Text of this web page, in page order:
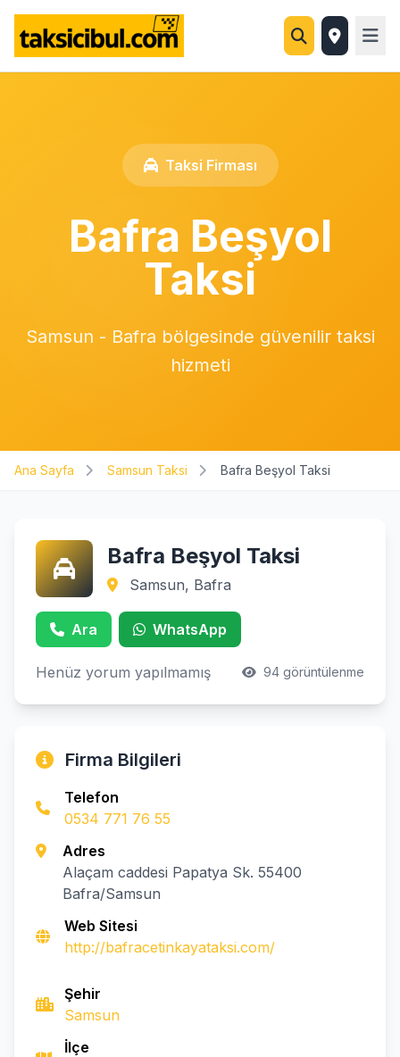
Taksi Firması
Bafra Beşyol
Taksi
Samsun - Bafra bölgesinde güvenilir taksi
hizmeti
Ana Sayfa Samsun Taksi Bafra Beşyol Taksi
Bafra Beşyol Taksi
Samsun, Bafra
Ara WhatsApp
Henüz yorum yapılmamış 94 görüntülenme
Firma Bilgileri
Telefon
0534 771 76 55
Adres
Alaçam caddesi Papatya Sk. 55400
Bafra/Samsun
Web Sitesi
http://bafracetinkayataksi.com/
Şehir
Samsun
İlçe